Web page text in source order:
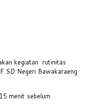
kegiatan rutinitas
SD Negeri Bawakaraeng
menit sebelum